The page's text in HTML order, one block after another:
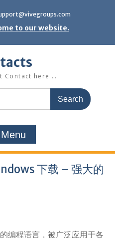
to our website.
Contact here …
Menu
下载 – 强大的
编程语言，被广泛应用于各